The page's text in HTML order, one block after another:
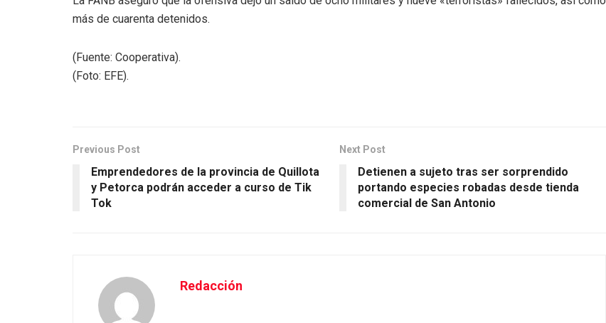
más de cuarenta detenidos.
(Fuente: Cooperativa).
(Foto: EFE).
Previous Post
Emprendedores de la provincia de Quillota
y Petorca podrán acceder a curso de Tik
Tok
Next Post
Detienen a sujeto tras ser sorprendido
portando especies robadas desde tienda
comercial de San Antonio
Redacción